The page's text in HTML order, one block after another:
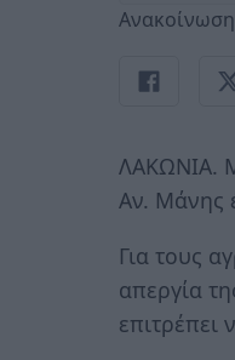
ΛΑΚΩΝΙΑ.
Αν. Μάνης
Για τους
απεργία